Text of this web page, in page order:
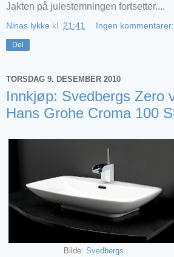
Jakten på julestemningen fortsetter....
Ninas lykke kl. 21:41 Ingen kommentarer:
Del
TORSDAG 9. DESEMBER 2010
Innkjøp: Svedbergs Zero
Hans Grohe Croma 100
Bilde: Svedbergs